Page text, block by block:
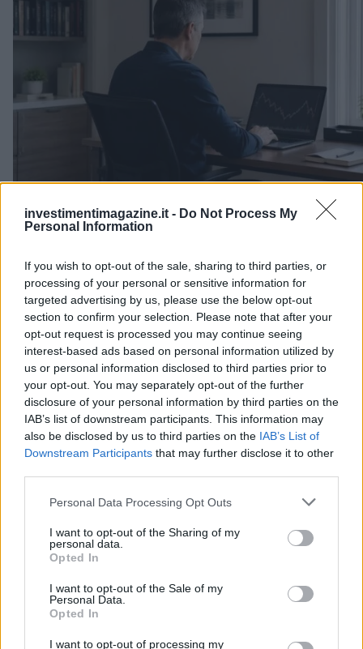
investimentimagazine.it - Do Not Process My
Personal Information
If you wish to opt-out of the sale, sharing to third parties, or
processing of your personal or sensitive information for
targeted advertising by us, please use the below opt-out
section to confirm your selection. Please note that after your
opt-out request is processed you may continue seeing
interest-based ads based on personal information utilized by
us or personal information disclosed to third parties prior to
your opt-out. You may separately opt-out of the further
disclosure of your personal information by third parties on the
IAB’s list of downstream participants. This information may
also be disclosed by us to third parties on the IAB’s List of
Downstream Participants that may further disclose it to other
Please note that this website/app uses one or more Google
not limited to your visit or usage behaviour. You may click to
grant or deny consent to Google and its third-party tags to
use your data for below specified purposes in below Google
consent section.
Personal Data Processing Opt Outs
I want to opt-out of the Sharing of my
personal data.
Opted In
I want to opt-out of the Sale of my
Personal Data.
Opted In
I want to opt-out of processing my
Piani di accumulo: come costruire un patrimonio con
INVESTIMENTI
Come valutare un piano di network marketing sostenibile
QUOTAZIONI CRYPTO